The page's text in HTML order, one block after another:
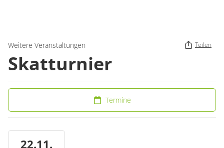
Weitere Veranstaltungen Teilen
Skatturnier
Termine
22.11.